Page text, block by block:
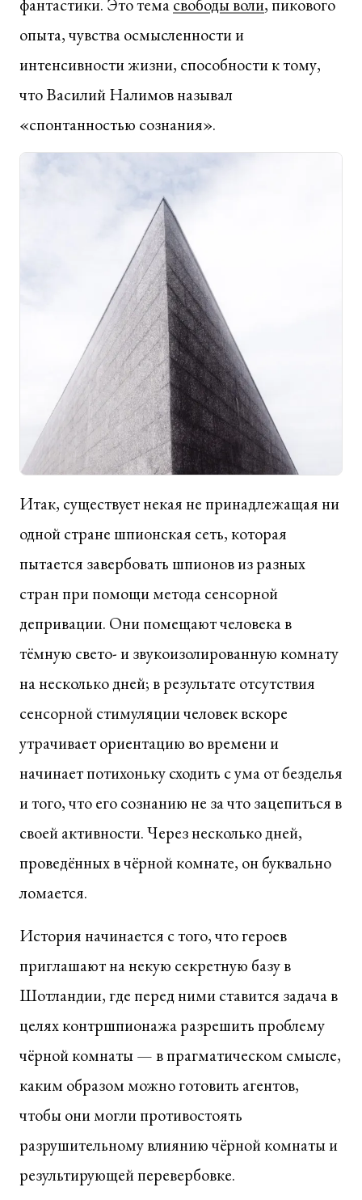
опыта, чувства осмысленности и
интенсивности жизни, способности к тому,
что Василий Налимов называл
«спонтанностью сознания».
Итак, существует некая не принадлежащая ни
одной стране шпионская сеть, которая
пытается завербовать шпионов из разных
стран при помощи метода сенсорной
депривации. Они помещают человека в
тёмную свето- и звукоизолированную комнату
на несколько дней; в результате отсутствия
сенсорной стимуляции человек вскоре
утрачивает ориентацию во времени и
начинает потихоньку сходить с ума от безделья
и того, что его сознанию не за что зацепиться в
своей активности. Через несколько дней,
проведённых в чёрной комнате, он буквально
ломается.
История начинается с того, что героев
приглашают на некую секретную базу в
Шотландии, где перед ними ставится задача в
целях контршпионажа разрешить проблему
чёрной комнаты — в прагматическом смысле,
каким образом можно готовить агентов,
чтобы они могли противостоять
разрушительному влиянию чёрной комнаты и
результирующей перевербовке.